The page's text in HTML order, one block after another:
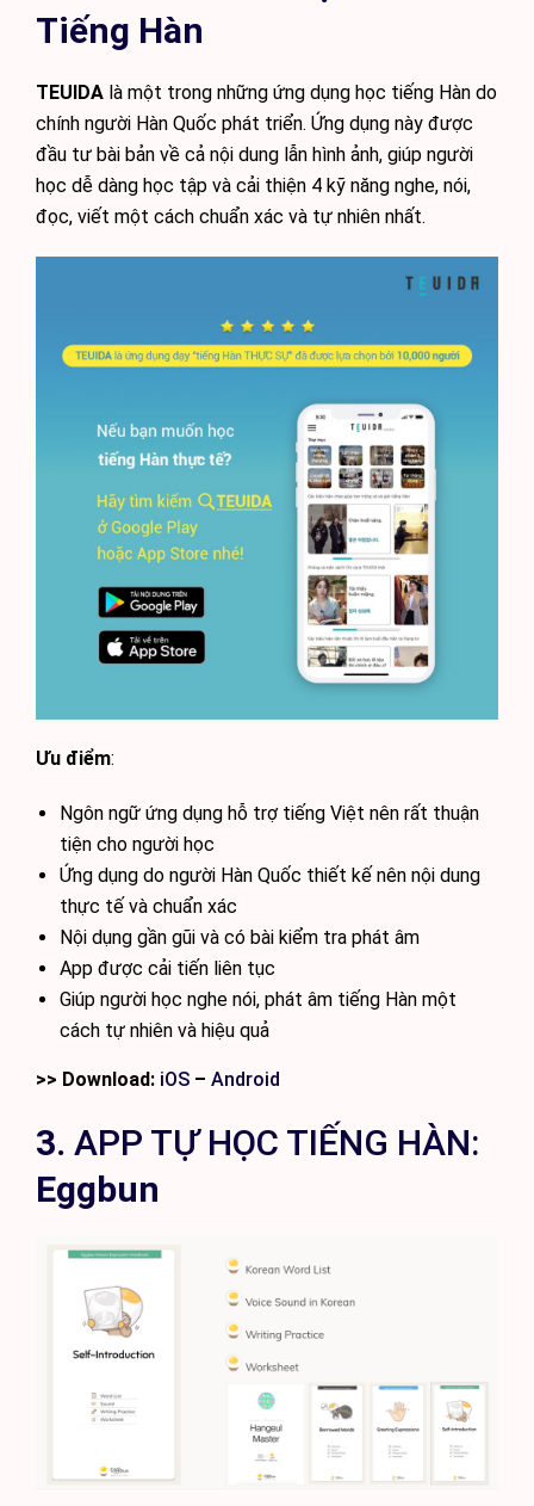
Tiếng Hàn
TEUIDA là một trong những ứng dụng học tiếng Hàn do
chính người Hàn Quốc phát triển. Ứng dụng này được
đầu tư bài bản về cả nội dung lẫn hình ảnh, giúp người
học dễ dàng học tập và cải thiện 4 kỹ năng nghe, nói,
đọc, viết một cách chuẩn xác và tự nhiên nhất.
Ưu điểm:
Ngôn ngữ ứng dụng hỗ trợ tiếng Việt nên rất thuận
tiện cho người học
Ứng dụng do người Hàn Quốc thiết kế nên nội dung
thực tế và chuẩn xác
Nội dụng gần gũi và có bài kiểm tra phát âm
App được cải tiến liên tục
Giúp người học nghe nói, phát âm tiếng Hàn một
cách tự nhiên và hiệu quả
>> Download: iOS – Android
3. APP TỰ HỌC TIẾNG HÀN:
Eggbun